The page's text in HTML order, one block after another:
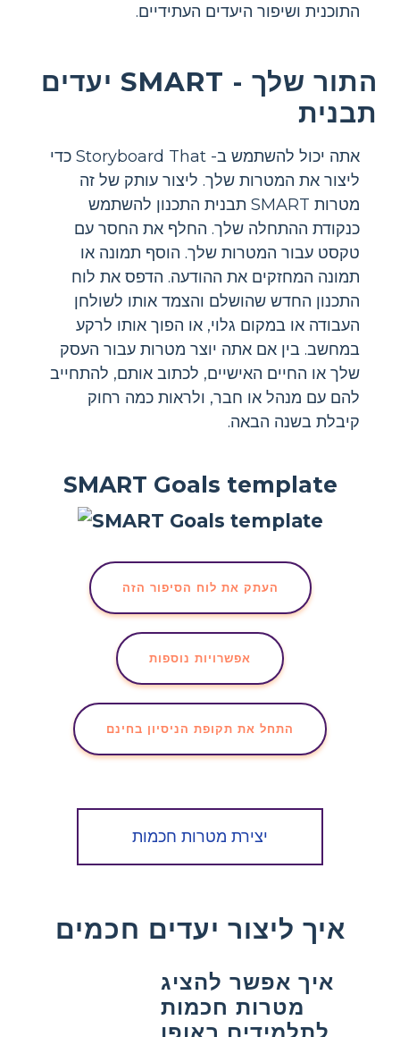
התוכנית ושיפור היעדים העתידיים.
התור שלך - SMART יעדים
תבנית
אתה יכול להשתמש ב- Storyboard That כדי
ליצור את המטרות שלך. ליצור עותק של זה
מטרות SMART תבנית התכנון להשתמש
כנקודת ההתחלה שלך. החלף את החסר עם
טקסט עבור המטרות שלך. הוסף תמונה או
תמונה המחזקים את ההודעה. הדפס את לוח
התכנון החדש שהושלם והצמד אותו לשולחן
העבודה או במקום גלוי, או הפוך אותו לרקע
במחשב. בין אם אתה יוצר מטרות עבור העסק
שלך או החיים האישיים, לכתוב אותם, להתחייב
להם עם מנהל או חבר, ולראות כמה רחוק
קיבלת בשנה הבאה.
SMART Goals template
העתק את לוח הסיפור הזה
אפשרויות נוספות
התחל את תקופת הניסיון בחינם
יצירת מטרות חכמות
איך ליצור יעדים חכמים
איך אפשר להציג
מטרות חכמות